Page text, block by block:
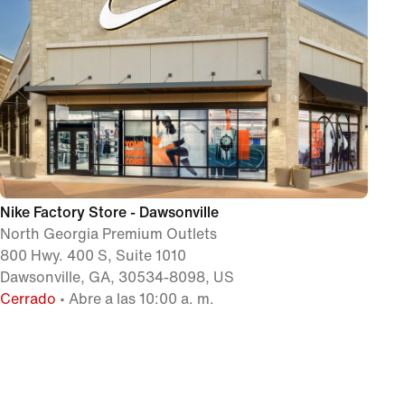
Nike Factory Store - Dawsonville
North Georgia Premium Outlets
800 Hwy. 400 S, Suite 1010
Dawsonville, GA, 30534-8098, US
Cerrado • Abre a las 10:00 a. m.